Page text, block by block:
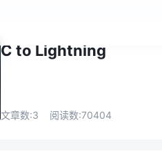
C to Lightning
文章数:3 阅读数:70404